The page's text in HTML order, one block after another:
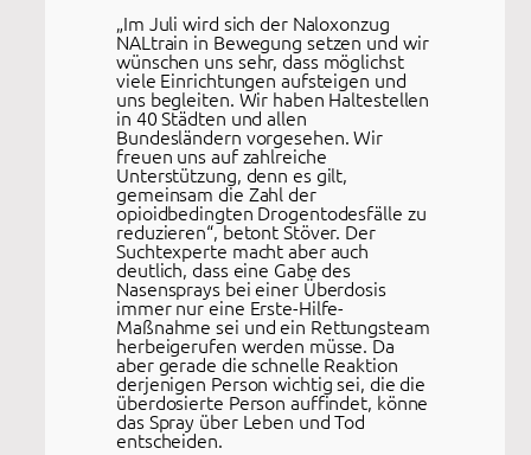
„Im Juli wird sich der Naloxonzug
NALtrain in Bewegung setzen und wir
wünschen uns sehr, dass möglichst
viele Einrichtungen aufsteigen und
uns begleiten. Wir haben Haltestellen
in 40 Städten und allen
Bundesländern vorgesehen. Wir
freuen uns auf zahlreiche
Unterstützung, denn es gilt,
gemeinsam die Zahl der
opioidbedingten Drogentodesfälle zu
reduzieren“, betont Stöver. Der
Suchtexperte macht aber auch
deutlich, dass eine Gabe des
Nasensprays bei einer Überdosis
immer nur eine Erste-Hilfe-
Maßnahme sei und ein Rettungsteam
herbeigerufen werden müsse. Da
aber gerade die schnelle Reaktion
derjenigen Person wichtig sei, die die
überdosierte Person auffindet, könne
das Spray über Leben und Tod
entscheiden.